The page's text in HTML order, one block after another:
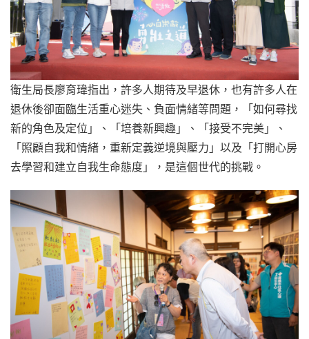
衛生局長廖育瑋指出，許多人期待及早退休，也有許多人在
退休後卻面臨生活重心迷失、負面情緒等問題，「如何尋找
新的角色及定位」、「培養新興趣」、「接受不完美」、
「照顧自我和情緒，重新定義逆境與壓力」以及「打開心房
去學習和建立自我生命態度」，是這個世代的挑戰。